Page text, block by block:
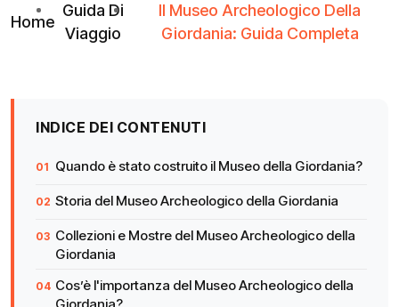
Home
Guida Di
Viaggio
Il Museo Archeologico Della
Giordania: Guida Completa
INDICE DEI CONTENUTI
Quando è stato costruito il Museo della Giordania?
Storia del Museo Archeologico della Giordania
Collezioni e Mostre del Museo Archeologico della
Giordania
Cos’è l'importanza del Museo Archeologico della